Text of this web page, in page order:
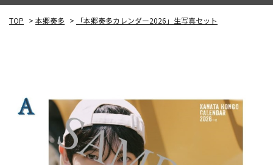
TOP > 本郷奏多 > 「本郷奏多カレンダー2026」生写真セット